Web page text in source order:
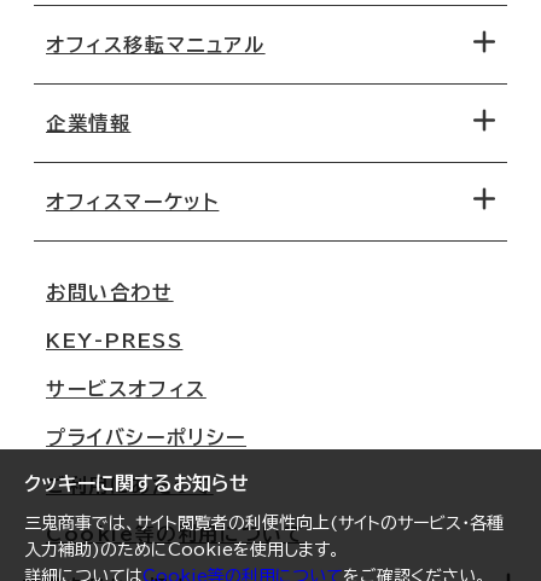
クッキーに関するお知らせ
三鬼商事では、サイト閲覧者の利便性向上(サイトのサービス・各種
入力補助)のためにCookieを使用します。
詳細についてはCookie等の利用についてをご確認ください。
地図から探す
路線・駅から探す
オフィス移転マニュアル
移転コストシミュレーション
移転スケジュール
オフィス移転Q&A
企業情報
オフィスマーケット
大阪
名古屋
札幌
仙台
横浜
お問い合わせ
KEY-PRESS
サービスオフィス
プライバシーポリシー
ご利用にあたって
Cookie等の利用について